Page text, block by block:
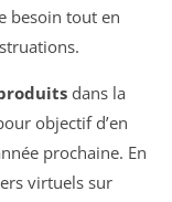
besoin tout en
dans la
objectif d’en
prochaine. En
virtuels sur